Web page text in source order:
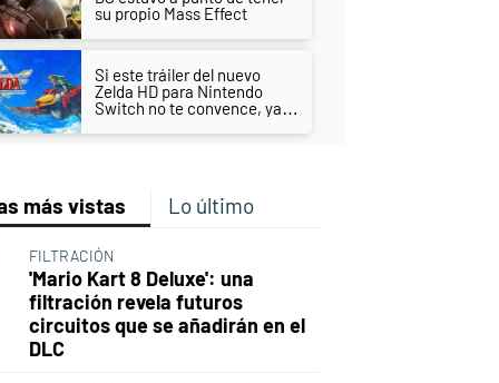
su propio Mass Effect
Si este tráiler del nuevo
Zelda HD para Nintendo
Switch no te convence, ya
más vistas Lo último
FILTRACIÓN
'Mario Kart 8 Deluxe': una
filtración revela futuros
circuitos que se añadirán en el
DLC